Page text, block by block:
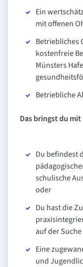
Ein
mit offenen
Betriebliches
kostenfreie
Münsters
Betriebliche
Das bringst du mit
Du befindest
schulische
oder
Du hast die
auf der
Eine
und